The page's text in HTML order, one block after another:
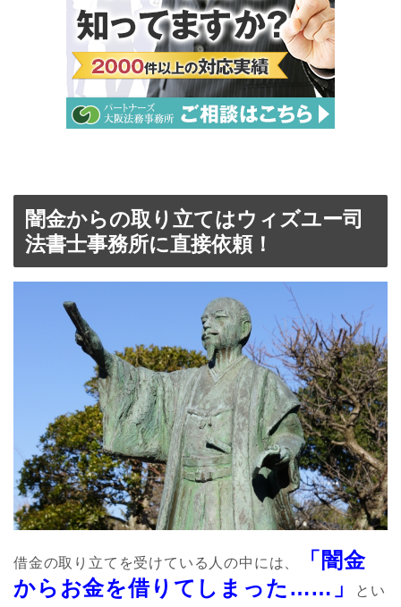
闇金からの取り立てはウィズユー司
法書士事務所に直接依頼！
借金の取り立てを受けている人の中には、
「闇金
からお金を借りてしまった……」
とい